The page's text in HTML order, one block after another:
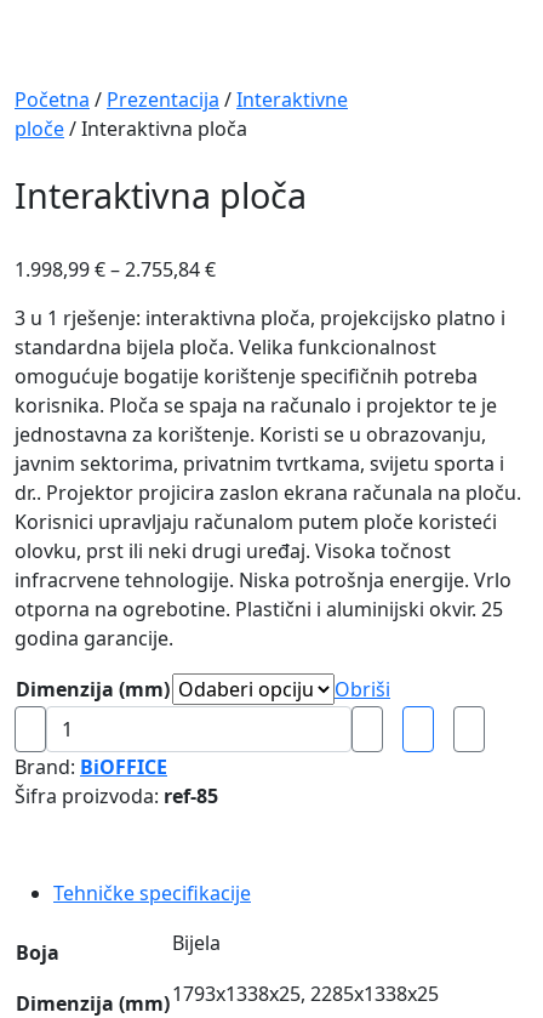
Navigation
Početna / Prezentacija /Interaktivne
ploče/ Interaktivna ploča
Interaktivna ploča
1.998,99€–2.755,84€
3 u 1 rješenje: interaktivna ploča, projekcijsko platno i
standardna bijela ploča. Velika funkcionalnost
omogućuje bogatije korištenje specifičnih potreba
korisnika. Ploča se spaja na računalo i projektor te je
jednostavna za korištenje. Koristi se u obrazovanju,
javnim sektorima, privatnim tvrtkama, svijetu sporta i
dr.. Projektor projicira zaslon ekrana računala na ploču.
Korisnici upravljaju računalom putem ploče koristeći
olovku, prst ili neki drugi uređaj. Visoka točnost
infracrvene tehnologije. Niska potrošnja energije. Vrlo
otporna na ogrebotine. Plastični i aluminijski okvir. 25
godina garancije.
Dimenzija (mm)
Obriši
Interaktivna
ploča
količina
Brand: BiOFFICE
Šifra proizvoda: ref-85
Tehničke specifikacije
Boja Bijela
Dimenzija (mm)1793x1338x25, 2285x1338x25